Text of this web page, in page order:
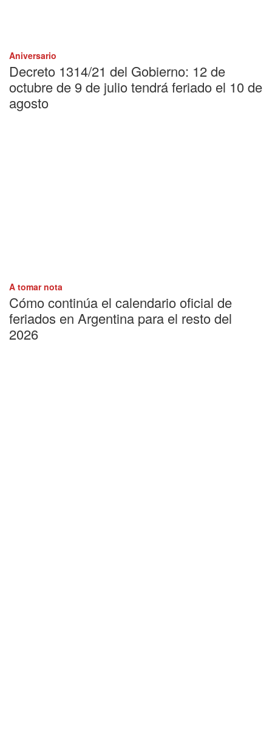
Aniversario
Decreto 1314/21 del Gobierno: 12 de
octubre de 9 de julio tendrá feriado el 10 de
agosto
A tomar nota
Cómo continúa el calendario oficial de
feriados en Argentina para el resto del
2026